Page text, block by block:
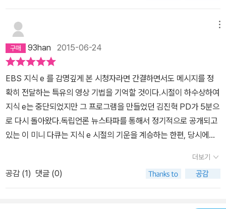
에 대해 주교회의 정의평화위원회는 12월 11일 성명을 통해 “정교분
리 원칙을 거론하며 교회의 현실 참여에 대해 일각에서 과도하게 우
려하는 것은 교회의 가르침을 매우 폐쇄적이고 협의적으로 이해했기
때문”이라고 밝혔다. 일찍이 주교회의는 ‘쇄신과 화해’라는 문건을 통
해, 민족이 고통당하던 일제강점기에 정교분리를 이유로 민족 독립에
앞장선 신자들을 돕지 못했던 일을 반성한 바 있다. -64쪽 당신들이
자랑하는 신의 위대한 사랑이, 당신들이 강조하는 그 원칙으로는 얼
마나 편협하고 이중적인 존재가 되어버리는가. 좋아하는 뮤지컬 O
신의 처지를 비관하며 부르는 노래인데 가사 중에 이런 부분이 있다.
불공평한 이 세상 너무도 다른 운명신이여 이 불행은 나의 잘못인가
요사랑하고 싸우고 타협한 그 일 조차너무 먼 나의 삶도 하지만 아름
는 어떤 태도를 취할 것인가? 최소한 그의 말과 견해가 옳은지 그른
지를 파악하기 위하여 애는 써야 하지 않을까? 저자의 의견에 대해서
연구하고, 고민해서 내린 결론이 반대라면 이해를 하겠지만 듣지 않
기 위해서 애를 쓰면서, 무조건 반대하는 사람들을 보면서 당신은 이
사람만큼 5분을 위해서 치열하게 투쟁하고 고민하고 있는가를 묻고
싶다. 세상이 바뀌기를 원한다면 너무 거창한 것들만 생각하지 말고,
지금 내게 주어진 5분을 소중하게 생각하고, 그 5분을 가지고 우리에
게 다가온 그의 말에 귀를 기울여 보라고 말하고 싶다. 아무 것도 아닌
5분이라면, 그냥 흘러가는 시간이라고 생각하는 5분이라면 다른 사
람의 말을 듣기 위해, 그것도 우리 사회의 문제에 대해서 날카롭게 비
을까? 쓸데없이 황금펀치나 썰전 같은 프로그램을 보기 위해서 그
많은 시간을 허비하기 보다는 그의 말을 듣기 위해 애쓴다면 최소한
지금보다는 살기 좋아지지 않을까?
적,물리적 우세에도 불구하고 현리전투에서 대패한 3군단(1951년 5
월16일~21일)장교들은 계급장 떼고 도주하고, 병력의 30%와 중장
비의 70%를 상실하고 만다. UN군사령관의 질책“당신의 군단은 지
금 어디 있소?”“잘 모르겠습니다” “모든 포와 수송 장비를 상실했단
말이오?”“그런 것 같습니다” 이 무능력, 무책임의 전형 유재홍의 대
답을 듣고 “한국군 3군단을 해체하고, 육군본부의 작전권도 폐지한
다. 육군본부의 임무는 작전을 제외한 인사와 행정, 군사훈련에만 국
한한다.1군단은 내 지휘를 직접 받아야하고 육군본부 전방지휘소도
확정적으로 빼앗겨버린 전시작전통제권 일명 ‘전작권’ 40여 년 후 1
994년 평시작전권 회수 이후 ‘전시작전권환수’까지 추진하여 시한
까지 결정한 대통령 노무현 그러자거품 물고 반대하는 조중동 얼마
93han 2015-06-24
EBS 지식 e 를 감명깊게 본 시청자라면 간결하면서도 메시지를 정
확히 전달하는 특유의 영상 기법을 기억할 것이다.시절이 하수상하여
지식 e는 중단되었지만 그 프로그램을 만들었던 김진혁 PD가 5분으
로 다시 돌아왔다.독립언론 뉴스타파를 통해서 정기적으로 공개되고
있는 이 미니 다큐는 지식 e 시절의 기운을 계승하는 한편, 당시에는
찰력 있는 시각을 제공한다.솔직히 책 보다는 영상을 먼저 보시라고
이야기 하고 싶다. 영상으로 입문하고 심화 과정으로 책을 보면 영상
에는 담지 못했던 이야기들이 보다 깊이 있게 다가올 것이다.
더보기
공감 (1) 댓글 (0)